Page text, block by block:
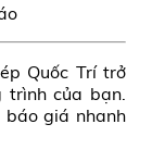
Quốc Trí trở
trình của bạn.
giá nhanh